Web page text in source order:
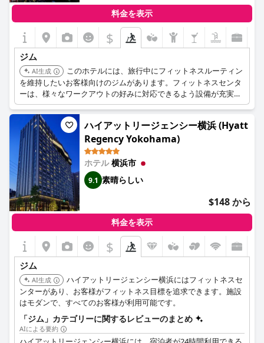
料金を表示
$
ジム
AI生成
このホテルには、旅行中にフィットネスルーティン
を維持したいお客様向けのジムがあります。フィットネスセンタ
ーは、様々なワークアウトの好みに対応できるよう設備が充実し
ています。
ハイアットリージェンシー横浜 (Hyatt
Regency Yokohama)
ホテル横浜市
9.1 素晴らしい
$148 から
料金を表示
$
ジム
AI生成
ハイアットリージェンシー横浜にはフィットネスセ
ンターがあり、お客様がフィットネス目標を追求できます。施設
はモダンで、すべてのお客様が利用可能です。
「ジム」カテゴリーに関するレビューのまとめ
AIによる要約